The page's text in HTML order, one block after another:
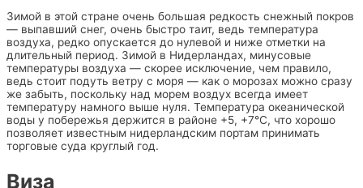
Зимой в этой стране очень большая редкость снежный покров
— выпавший снег, очень быстро таит, ведь температура
воздуха, редко опускается до нулевой и ниже отметки на
длительный период. Зимой в Нидерландах, минусовые
температуры воздуха — скорее исключение, чем правило,
ведь стоит подуть ветру с моря — как о морозах можно сразу
же забыть, поскольку над морем воздух всегда имеет
температуру намного выше нуля. Температура океанической
воды у побережья держится в районе +5, +7°С, что хорошо
позволяет известным нидерландским портам принимать
торговые суда круглый год.
Виза